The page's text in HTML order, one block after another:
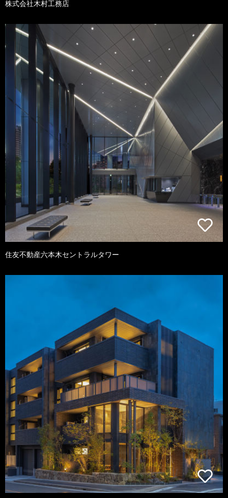
株式会社木村工務店
住友不動産六本木セントラルタワー